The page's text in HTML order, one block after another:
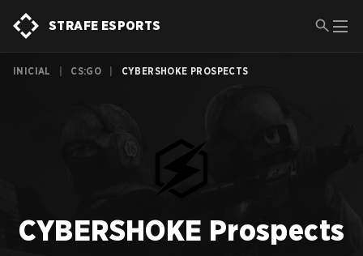
STRAFE ESPORTS
INICIAL CS:GO CYBERSHOKE PROSPECTS
CYBERSHOKE Prospects